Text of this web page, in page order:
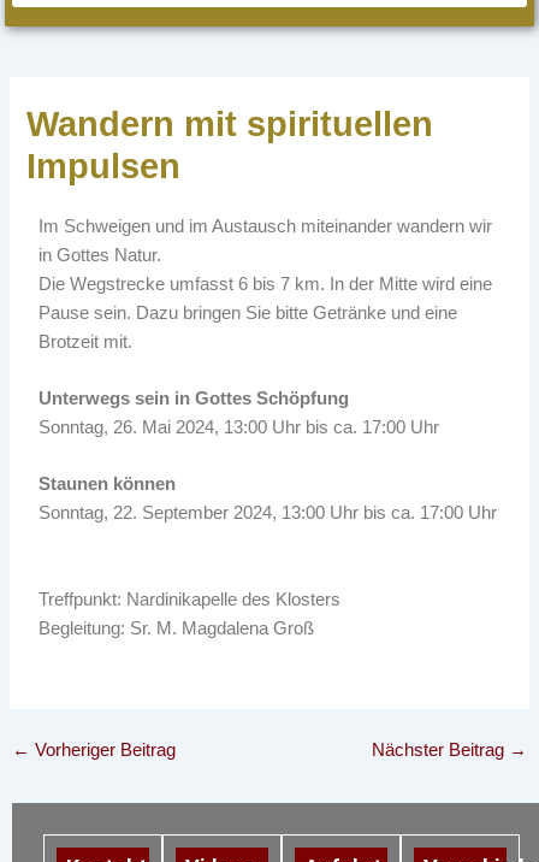
Wandern mit spirituellen
Impulsen
Im Schweigen und im Austausch miteinander wandern wir
in Gottes Natur.
Die Wegstrecke umfasst 6 bis 7 km. In der Mitte wird eine
Pause sein. Dazu bringen Sie bitte Getränke und eine
Brotzeit mit.
Unterwegs sein in Gottes Schöpfung
Sonntag, 26. Mai 2024, 13:00 Uhr bis ca. 17:00 Uhr
Staunen können
Sonntag, 22. September 2024, 13:00 Uhr bis ca. 17:00 Uhr
Treffpunkt: Nardinikapelle des Klosters
Begleitung: Sr. M. Magdalena Groß
← Vorheriger Beitrag Nächster Beitrag →